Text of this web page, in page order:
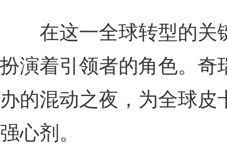
在这一全球转型的关
扮演着引领者的角色。奇
办的混动之夜，为全球
强心剂。